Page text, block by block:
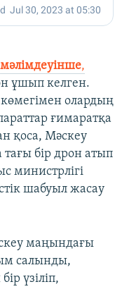
мәлімдеуінше,
ұшып келген.
олардың
ғимаратқа
қоса, Мәскеу
бір дрон атып
министрлігі
шабуыл жасау
маңындағы
салынды,
үзіліп,